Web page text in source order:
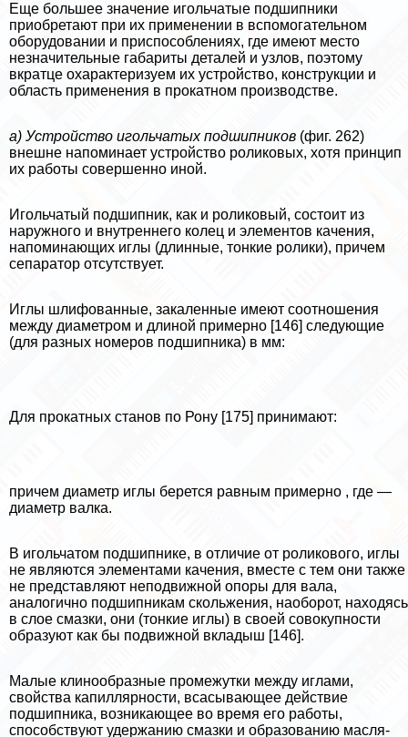
Еще большее значение игольчатые подшипники
приобретают при их применении в вспомогательном
оборудовании и приспособлениях, где имеют место
незначительные габариты деталей и узлов, поэтому
вкратце охаpaктеризуем их устройство, конструкции и
область приме­нения в прокатном производстве.
а) Устройство игольчатых подшипников (фиг. 262)
внешне напоминает устройство роликовых, хотя принцип
их работы совершенно иной.
Игольчатый подшипник, как и роликовый, состоит из
наружного и внутреннего колец и элементов качения,
напоминающих иглы (длин­ные, тонкие ролики), причем
сепаратор отсутствует.
Иглы шлифованные, закаленные имеют соотношения
между диа­метром и длиной примерно [146] следующие
(для разных номеров подшипника) в мм:
Для прокатных станов по Рону [175] принимают:
причем диаметр иглы берется равным примерно , где —
диа­метр валка.
В игольчатом подшипнике, в отличие от роликового, иглы
не яв­ляются элементами качения, вместе с тем они также
не представляют неподвижной опоры для вала,
аналогично подшипникам скольжения, наоборот, находясь
в слое смазки, они (тонкие иглы) в своей сово­купности
образуют как бы подвижной вкладыш [146].
Малые клинообразные промежутки между иглами,
свойства капил­лярности, всасывающее действие
подшипника, возникающее во время его работы,
способствуют удержанию смазки и образованию масля­